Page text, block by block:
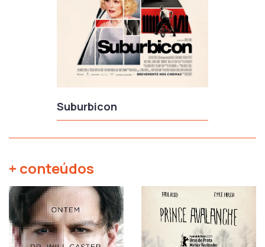
Suburbicon
+ conteúdos